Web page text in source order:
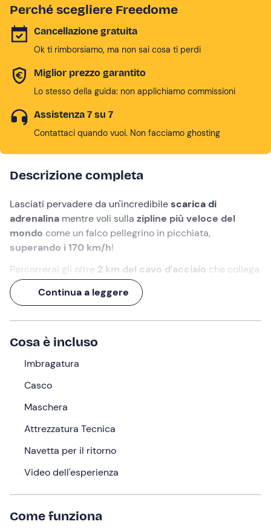
Perché scegliere Freedome
Cancellazione gratuita
Ok ti rimborsiamo, ma non sai cosa ti perdi
Miglior prezzo garantito
Lo stesso della guida: non applichiamo commissioni
Assistenza 7 su 7
Contattaci quando vuoi. Non facciamo ghosting
Descrizione completa
Lasciati pervadere da un'incredibilescarica di
adrenalina mentre voli sulla zipline più veloce del
mondo come un falco pellegrino in picchiata,
superando i 170 km/h!
Percorrerai gli oltre 2 km del cavo d'acciaio che collega
due alture astrapiombosulla verdeggiante natura dei
Monti Lepini, in provincia di Latina,
Condividendo l'emozione di volare
un amico, con un familiare o con la tua dolce metà, il
divertimento raddoppia!
Cosa faremo
L'impianto zipline si trova a
Latina Monti Lepini
l'attrezzatura da indossare
svolgere l'esperienza in
assicurati alla carrucola
vostro turno,uno a fianco all'altro, vi lancerete nel
vuoto per lasciarvi scorrere lungo
2.225 m e arrivare, in meno di 2 minuti, alla rampa finale.
Continua a leggere
Cosa è incluso
Imbragatura
Casco
Maschera
Attrezzatura Tecnica
Navetta per il ritorno
Video dell'esperienza
Come funziona